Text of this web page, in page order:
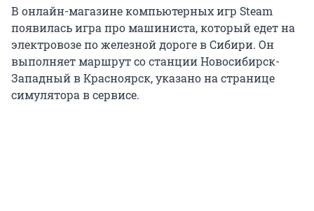
В онлайн-магазине компьютерных игр Steam
появилась игра про машиниста, который едет на
электровозе по железной дороге в Сибири. Он
выполняет маршрут со станции Новосибирск-
Западный в Красноярск, указано на странице
симулятора в сервисе.